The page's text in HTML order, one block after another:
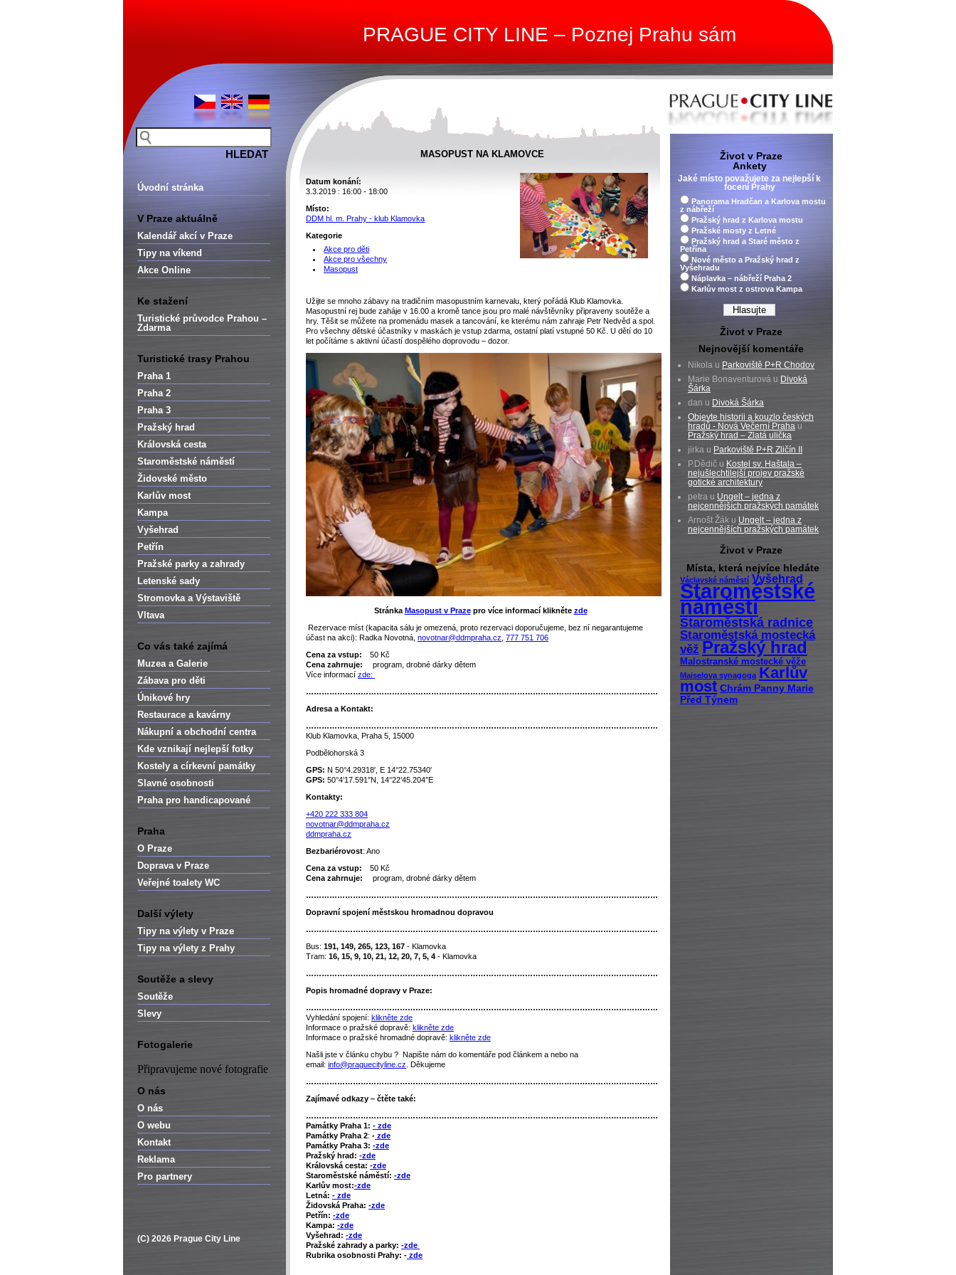
PRAGUE CITY LINE – Poznej Prahu sám
Úvodní stránka
V Praze aktuálně
Kalendář akcí v Praze
Tipy na víkend
Akce Online
Ke stažení
Turistické průvodce Prahou –
Zdarma
Turistické trasy Prahou
Praha 1
Praha 2
Praha 3
Pražský hrad
Královská cesta
Staroměstské náměstí
Židovské město
Karlův most
Kampa
Vyšehrad
Petřín
Pražské parky a zahrady
Letenské sady
Stromovka a Výstaviště
Vltava
Co vás také zajímá
Muzea a Galerie
Zábava pro děti
Únikové hry
Restaurace a kavárny
Nákupní a obchodní centra
Kde vznikají nejlepší fotky
Kostely a církevní památky
Slavné osobnosti
Praha pro handicapované
Praha
O Praze
Doprava v Praze
Veřejné toalety WC
Další výlety
Tipy na výlety v Praze
Tipy na výlety z Prahy
Soutěže a slevy
Soutěže
Slevy
Fotogalerie
Připravujeme nové fotografie
O nás
O nás
O webu
Kontakt
Reklama
Pro partnery
(C) 2026 Prague City Line
MASOPUST NA KLAMOVCE
Datum konání:
3.3.2019 : 16:00 - 18:00
Místo:
DDM hl. m. Prahy - klub Klamovka
Kategorie
Akce pro děti
Akce pro všechny
Masopust
Užijte se mnoho zábavy na tradičním masopustním karnevalu, který pořádá Klub Klamovka.
Masopustní rej bude zaháje v 16.00 a kromě tance jsou pro malé návštěvníky připraveny soutěže a
hry. Těšit se můžete na promenádu masek a tancování, ke kterému nám zahraje Petr Nedvěd a spol.
Pro všechny dětské účastníky v maskách je vstup zdarma, ostatní platí vstupné 50 Kč. U dětí do 10
let počítáme s aktivní účastí dospělého doprovodu – dozor.
Stránka Masopust v Prazepro více informací klikněte zde
Rezervace míst (kapacita sálu je omezená, proto rezervaci doporučujeme, bez ní negarantujeme
účast na akci): Radka Novotná, novotnar@ddmpraha.cz 777 751 706
Cena za vstup: 50 Kč
Cena zahrnuje: program, drobné dárky dětem
Více informací zde:
………………………………………………………………………………………………………………………
Adresa a Kontakt:
………………………………………………………………………………………………………………………
Klub Klamovka, Praha 5, 15000
Podbělohorská 3
GPS: N 50°4.29318′, E 14°22.75340′
GPS: 50°4’17.591″N, 14°22’45.204″E
Kontakty:
+420 222 333 804
novotnar@ddmpraha.cz
ddmpraha.cz
Bezbariérovost: Ano
Cena za vstup: 50 Kč
Cena zahrnuje: program, drobné dárky dětem
………………………………………………………………………………………………………………………
Dopravní spojení městskou hromadnou dopravou
………………………………………………………………………………………………………………………
Bus: 191, 149, 265, 123, 167 - Klamovka
Tram: 16, 15, 9, 10, 21, 12, 20, 7, 5, 4 - Klamovka
………………………………………………………………………………………………………………………
Popis hromadné dopravy v Praze:
………………………………………………………………………………………………………………………
Vyhledání spojení: klikněte zde
Informace o pražské dopravě: klikněte zde
Informace o pražské hromadné dopravě: klikněte zde
Našli jste v článku chybu ? Napište nám do komentáře pod článkem a nebo na
email: info@praguecityline.cz . Děkujeme
………………………………………………………………………………………………………………………
Zajímavé odkazy – čtěte také:
………………………………………………………………………………………………………………………
Památky Praha 1: - zde
Památky Praha 2: - zde
Památky Praha 3: -zde
Pražský hrad: -zde
Královská cesta: -zde
Staroměstské náměstí: -zde
Karlův most:-zde
Letná: - zde
Židovská Praha: -zde
Petřín: -zde
Kampa: -zde
Vyšehrad: -zde
Pražské zahrady a parky: -zde
Rubrika osobnosti Prahy: - zde
Život v Praze
Ankety
Jaké místo považujete za nejlepší k
focení Prahy
Panorama Hradčan a Karlova mostu
z nábřeží
Pražský hrad z Karlova mostu
Pražské mosty z Letné
Pražský hrad a Staré město z
Petřína
Nové město a Pražský hrad z
Vyšehradu
Náplavka – nábřeží Praha 2
Karlův most z ostrova Kampa
Život v Praze
Nejnovější komentáře
Nikola u Parkoviště P+R Chodov
Marie Bonaventurová u Divoká
Šárka
dan u Divoká Šárka
Objevte historii a kouzlo českých
hradů - Nová Večerní Praha u
Pražský hrad – Zlatá ulička
jirka u Parkoviště P+R Zličín II
P.Dědič u Kostel sv. Haštala –
nejušlechtilejší projev pražské
gotické architektury
petra u Ungelt – jedna z
nejcennějších pražských památek
Arnošt Žák u Ungelt – jedna z
nejcennějších pražských památek
Život v Praze
Místa, která nejvíce hledáte
Václavské náměstí Vyšehrad
Staroměstské
náměstí
Staroměstská radnice
Staroměstská mostecká
věž Pražský hrad
Malostranské mostecké věže
Maiselova synagoga Karlův
most Chrám Panny Marie
Před Týnem